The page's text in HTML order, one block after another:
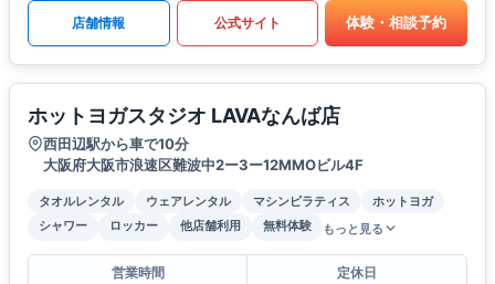
店舗情報 公式サイト 体験・相談予約
ホットヨガスタジオ LAVAなんば店
西田辺駅から車で10分
大阪府大阪市浪速区難波中2ー3ー12MMOビル4F
タオルレンタル ウェアレンタル マシンピラティス
ホットヨガ
シャワー
ロッカー 他店舗利用 無料体験 もっと見る
営業時間
定休日